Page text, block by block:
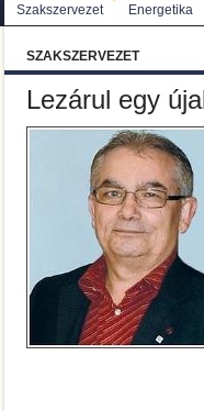
Szakszervezet Energetika
SZAKSZERVEZET
Lezárul egy